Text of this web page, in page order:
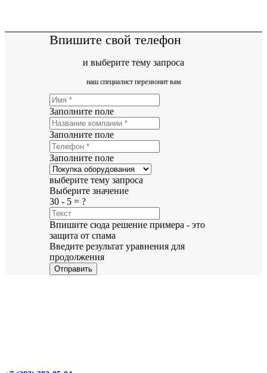
Впишите свой телефон
и выберите тему запроса
наш специалист перезвонит вам
Заполните поле
Заполните поле
Заполните поле
выберите тему запроса
Выберите значение
30 - 5 = ?
Впишите сюда решение примера - это
защита от спама
Введите результат уравнения для
продолжения
Отправить